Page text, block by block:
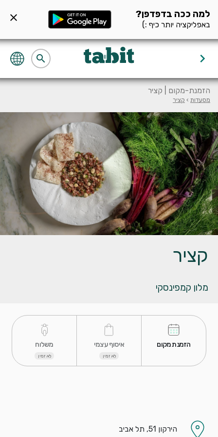
למה ככה בדפדפן?
באפליקציה יותר כיף :)
close
keyboard_arrow_right
search
הזמנת-מקום | קציר
מסעדות › קציר
קציר
מלון קמפינסקי
לא זמין לא זמין
הירקון 51, תל אביב